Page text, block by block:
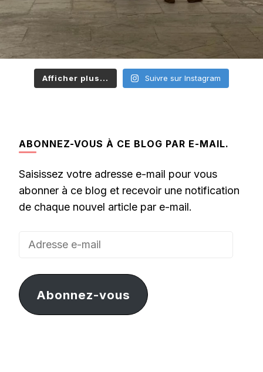
Afficher plus... Suivre sur Instagram
ABONNEZ-VOUS À CE BLOG PAR E-MAIL.
Saisissez votre adresse e-mail pour vous
abonner à ce blog et recevoir une notification
de chaque nouvel article par e-mail.
Adresse
mail
Abonnez-vous